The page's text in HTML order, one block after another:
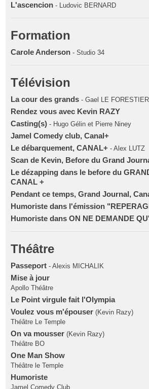
L'ascencion - Ludovic BERNARD
Formation
Carole Anderson - Studio 34
Télévision
La cour des grands - Gael LE FORESTIER
Rendez vous avec Kevin RAZY
Casting(s) - Hugo Gélin et Pierre Niney
Jamel Comedy club, Canal+
Le débarquement, CANAL+ - Alex LUTZ
Scan de Kevin, Before du Grand
Le dézapping dans le before du
CANAL +
Pendant ce temps, Grand Journal,
Humoriste dans l'émission
Humoriste dans ON NE DEMANDE
Théâtre
Passeport - Alexis MICHALIK
Mise à jour
Apollo Théâtre
Le Point virgule fait l'Olympia
Voulez vous m'épouser (Kevin Razy)
Théâtre Le Temple
On va mousser (Kevin Razy)
Théâtre BO
One Man Show
Théâtre le Temple
Humoriste
Jamel Comedy Club